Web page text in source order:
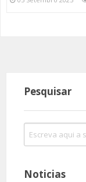
Pesquisar
Noticias